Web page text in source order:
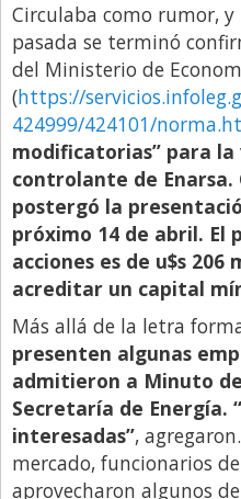
Libro de Quejas
Medios
Millonarios
Minuto Lanzamiento
Negocios
Opinion
País
Política
Publicidad y Marketing
Real Estate y Propiedades
Responsabilidad Social
Salidas
Circulaba como rumor,
pasada se terminó
del Ministerio de
(https://
424999/424101/
modificatorias” para
controlante de Enarsa.
postergó la
próximo 14 de abril. El
acciones es de u$s 206
acreditar un capital
Más allá de la letra
presenten algunas
admitieron a Minuto
Secretaría de Energía.
interesadas”,
mercado, funcionarios
aprovecharon algunos